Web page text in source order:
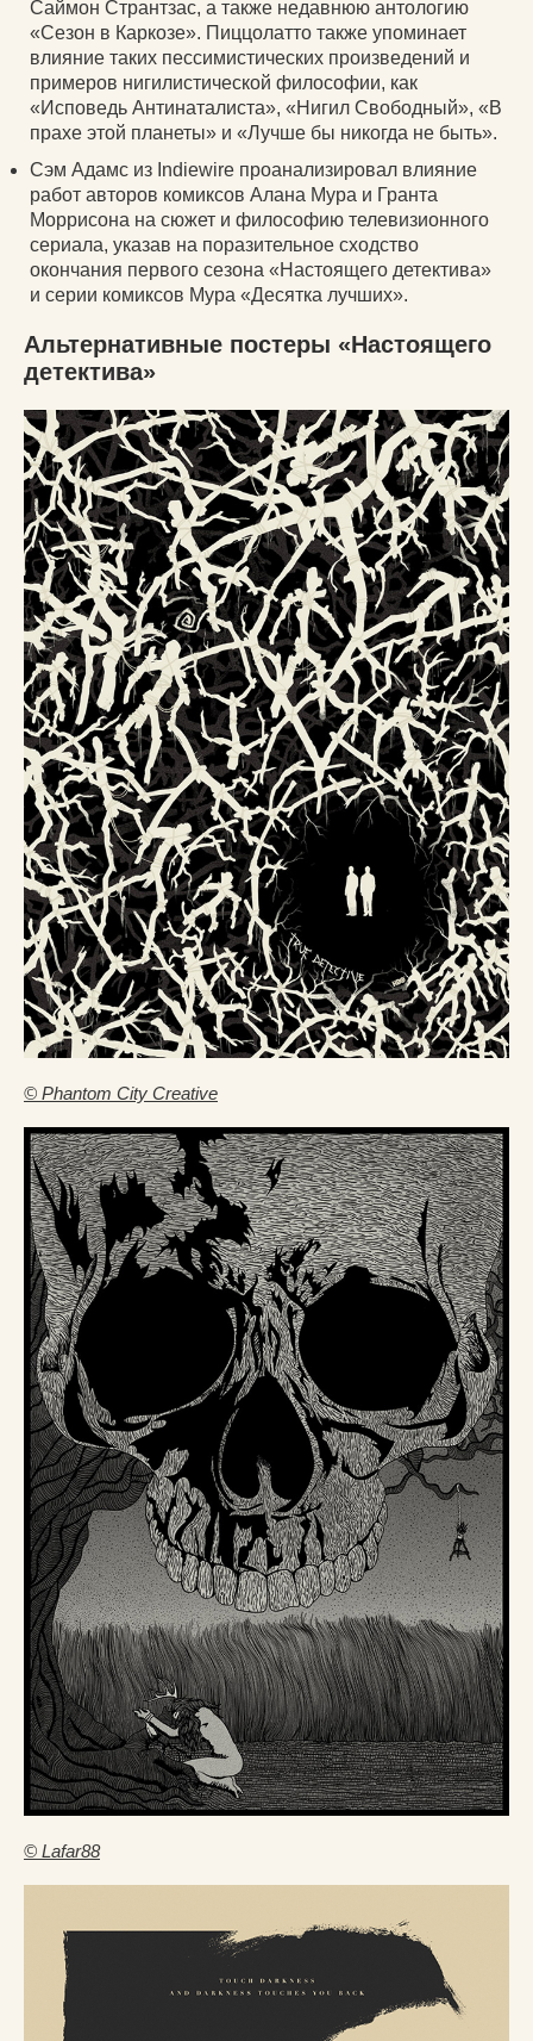
Саймон Странтзас, а также недавнюю антологию
«Сезон в Каркозе». Пиццолатто также упоминает
влияние таких пессимистических произведений и
примеров нигилистической философии, как
«Исповедь Антинаталиста», «Нигил Свободный», «В
прахе этой планеты» и «Лучше бы никогда не быть».
Сэм Адамс из Indiewire проанализировал влияние
работ авторов комиксов Алана Мура и Гранта
Моррисона на сюжет и философию телевизионного
сериала, указав на поразительное сходство
окончания первого сезона «Настоящего детектива»
и серии комиксов Мура «Десятка лучших».
Альтернативные постеры «Настоящего
детектива»
© Phantom City Creative
© Lafar88